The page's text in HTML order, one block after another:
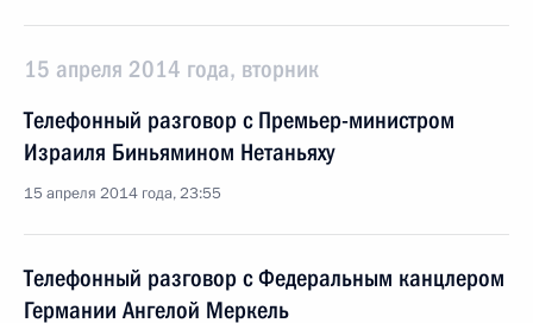
15 апреля 2014 года, вторник
Телефонный разговор с Премьер-министром
Израиля Биньямином Нетаньяху
15 апреля 2014 года, 23:55
Телефонный разговор с Федеральным канцлером
Германии Ангелой Меркель